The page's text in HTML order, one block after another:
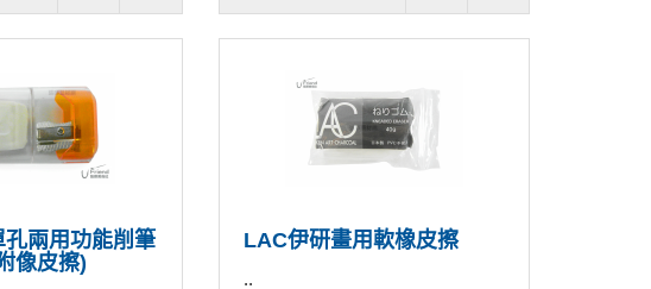
兩用功能削筆
像皮擦)
LAC伊研畫用軟橡皮擦
..